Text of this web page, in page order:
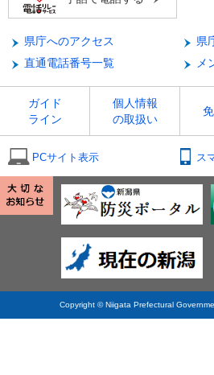
県庁へのアクセス
県
直通電話番号一覧
メ
ガイド
ライン
個人情報
の取扱い
PCサイト表示 ス
Copyright © Niigata Prefectural